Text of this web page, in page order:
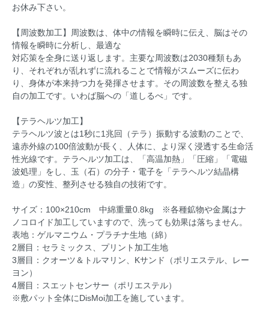
お休み下さい。
【周波数加工】周波数は、体中の情報を瞬時に伝え、脳はその
情報を瞬時に分析し、最適な
対応策を全身に送り返します。主要な周波数は2030種類もあ
り、それぞれが乱れずに流れることで情報がスムーズに伝わ
り、身体が本来持つ力を発揮させます。その周波数を整える独
自の加工です。いわば脳への「道しるべ」です。
【テラヘルツ加工】
テラヘルツ波とは1秒に1兆回（テラ）振動する波動のことで、
遠赤外線の100倍波動が長く、人体に、より深く浸透する生命活
性光線です。テラヘルツ加工は、「高温加熱」「圧縮」「電磁
波処理」をし、玉（石）の分子・電子を「テラヘルツ結晶構
造」の変性、整列させる独自の技術です。
サイズ：100×210cm 中綿重量0.8kg ※各種鉱物や金属はナ
ノコロイド加工していますので、洗っても効果は落ちません。
表地：ゲルマニウム・プラチナ生地（綿）
2層目：セラミックス、プリント加工生地
3層目：クオーツ＆トルマリン、Kサンド（ポリエステル、レー
ヨン）
4層目：スエットセンサー（ポリエステル）
※敷パット全体にDisMoi加工を施しています。